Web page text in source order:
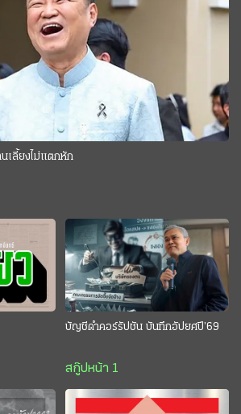
นเลี้ยงไม่แตกหัก
บัญชีดำคอร์รัปชัน บันทึกอัปยศปี’69
สกู๊ปหน้า 1